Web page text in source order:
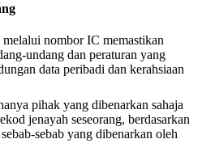
nombor IC memastikan
undang dan peraturan yang
data peribadi dan kerahsiaan
pihak yang dibenarkan sahaja
jenayah seseorang, berdasarkan
sebab yang dibenarkan oleh